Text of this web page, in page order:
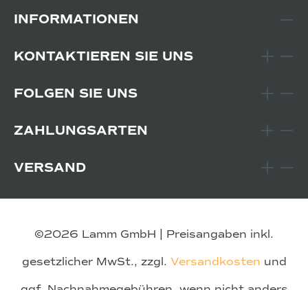
INFORMATIONEN
KONTAKTIEREN SIE UNS
FOLGEN SIE UNS
ZAHLUNGSARTEN
VERSAND
©2026 Lamm GmbH | Preisangaben inkl.
gesetzlicher MwSt., zzgl. Versandkosten und